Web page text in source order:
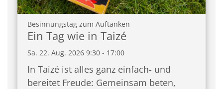
Besinnungstag zum Auftanken
Ein Tag wie in Taizé
Sa. 22. Aug. 2026 9:30 - 17:00
In Taizé ist alles ganz einfach- und
bereitet Freude: Gemeinsam beten,